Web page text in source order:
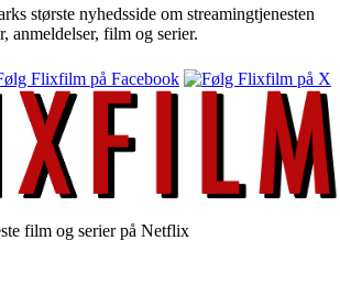
største nyhedsside om streamingtjenesten
anmeldelser, film og serier.
film og serier på Netflix